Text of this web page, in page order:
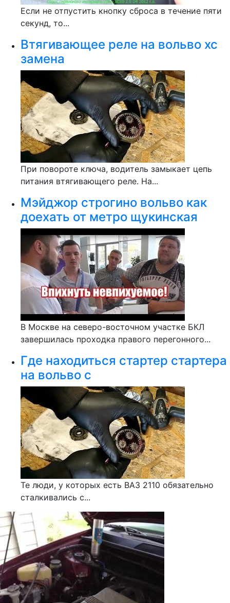
Если не отпустить кнопку сброса в течение пяти
секунд, то...
Втягивающее реле на вольво хс
замена
При повороте ключа, водитель замыкает цепь
питания втягивающего реле. На...
Мэйджор строгино вольво как
доехать от метро щукинская
В Москве на северо-восточном участке БКЛ
завершилась проходка правого перегонного...
Где находиться стартер стартера
на вольво с
Те люди, у которых есть ВАЗ 2110 обязательно
сталкивались с...